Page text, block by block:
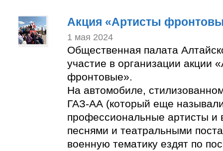
Акция «Артисты
1 мая 2024
Общественная палата
участие в организации акции
фронтовые».
На автомобиле,
ГАЗ-АА (который еще
профессиональные артисты и
песнями и театральными
военную тематику ездят по